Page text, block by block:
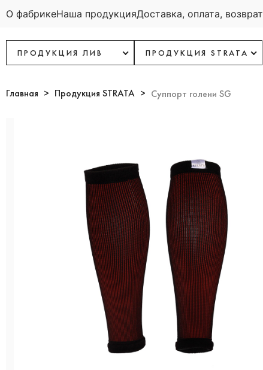
О фабрикеНаша продукцияДоставка, оплата, возврат
ПРОДУКЦИЯ ЛИВ ПРОДУКЦИЯ STRATA
Главная Продукция STRATA Суппорт голени SG